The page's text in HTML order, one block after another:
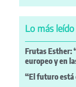
Lo más leído
Frutas Esther:
europeo y en
“El futuro está